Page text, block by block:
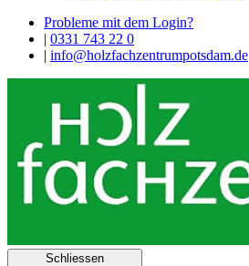
Probleme mit dem Login?
| 0331 743 22 0
| info@holzfachzentrumpotsdam.de
Schliessen